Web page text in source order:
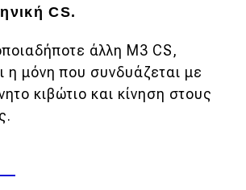
CS.
άλλη M3 CS,
η μόνη που συνδυάζεται με
κιβώτιο και κίνηση στους